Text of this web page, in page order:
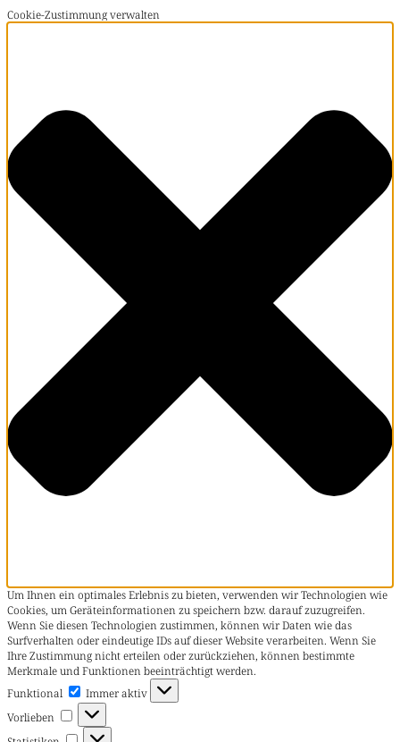
Cookie-Zustimmung verwalten
Um Ihnen ein optimales Erlebnis zu bieten, verwenden wir Technologien wie
Cookies, um Geräteinformationen zu speichern bzw. darauf zuzugreifen.
Wenn Sie diesen Technologien zustimmen, können wir Daten wie das
Surfverhalten oder eindeutige IDs auf dieser Website verarbeiten. Wenn Sie
Ihre Zustimmung nicht erteilen oder zurückziehen, können bestimmte
Merkmale und Funktionen beeinträchtigt werden.
Funktional
Funktional
Immer aktiv
Vorlieben
Vorlieben
Statistiken